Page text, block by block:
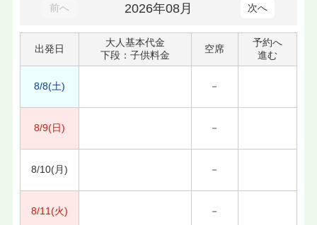
前へ 2026年08月 次へ
出発日
大人基本代金
下段：子供料金
空席
予約へ
進む
8/8(土) －
8/9(日) －
8/10(月) －
8/11(火) －